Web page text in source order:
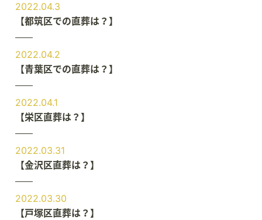
2022.04.3
【都筑区での直葬は？】
2022.04.2
【青葉区での直葬は？】
2022.04.1
【栄区直葬は？】
2022.03.31
【金沢区直葬は？】
2022.03.30
【戸塚区直葬は？】